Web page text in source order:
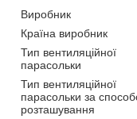
Виробник
Країна виробник
Тип вентиляційної
парасольки
Тип вентиляційної
парасольки за
розташування